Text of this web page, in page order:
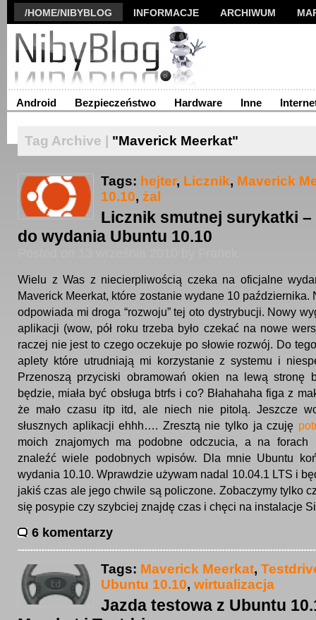
/HOME/NIBYBLOG INFORMACJE ARCHIWUM
Android Bezpieczeństwo Hardware Inne
Tag Archive | "Maverick Meerkat"
Tags: hejter, Licznik, Maverick
10.10, żal
Licznik smutnej surykatki
do wydania Ubuntu 10.10
Wielu z Was z niecierpliwością czeka na oficjalne
Maverick Meerkat, które zostanie wydane 10 października.
odpowiada mi droga “rozwoju” tej oto dystrybucji. Nowy
aplikacji (wow, pół roku trzeba było czekać na nowe
raczej nie jest to czego oczekuje po słowie rozwój. Do
aplety które utrudniają mi korzystanie z systemu i
Przenoszą przyciski obramowań okien na lewą stronę
będzie, miała być obsługa btrfs i co? Błahahaha figa z
że mało czasu itp itd, ale niech nie pitolą. Jeszcze
słusznych aplikacji ehhh…. Zresztą nie tylko ja czuję
moich znajomych ma podobne odczucia, a na forach
znaleźć wiele podobnych wpisów. Dla mnie Ubuntu
wydania 10.10. Wprawdzie używam nadal 10.04.1 LTS i
jakiś czas ale jego chwile są policzone. Zobaczymy tylko
się posypie czy szybciej znajdę czas i chęci na instalacje
6 komentarzy
Tags: Maverick Meerkat,
Ubuntu 10.10, wirtualizacja
Jazda testowa z Ubuntu